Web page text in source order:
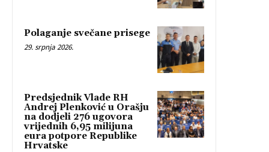
Polaganje svečane prisege
29. srpnja 2026.
Predsjednik Vlade RH
Andrej Plenković u Orašju
na dodjeli 276 ugovora
vrijednih 6,95 milijuna
eura potpore Republike
Hrvatske